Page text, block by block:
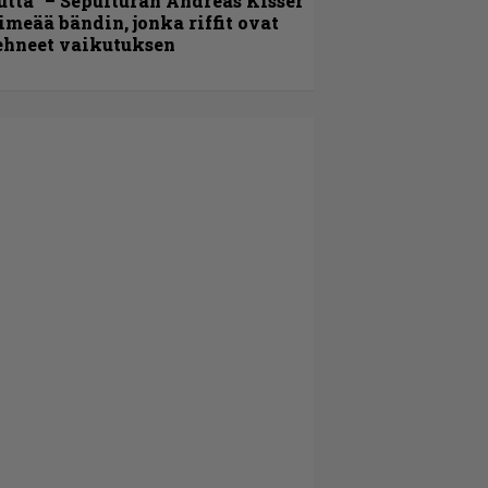
bändin, jonka riffit ovat
vaikutuksen